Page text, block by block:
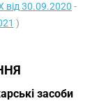
від 30.09.2020 -
)
засоби